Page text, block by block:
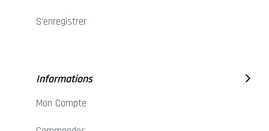
S'enregistrer
Informations
Mon Compte